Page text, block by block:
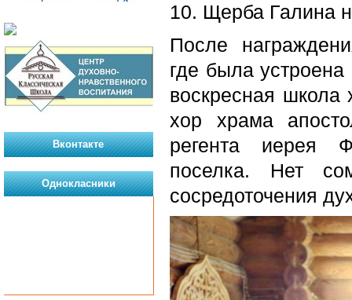
10. Щерба Галина
После
где была
воскресная школа
хор храма
регента иерея
поселка. Нет
сосредоточения
Вконтакте
Однокласники